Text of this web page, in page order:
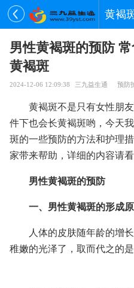
黄褐
男性黄褐斑的预防
黄褐斑
2024-12-06 12:09:38 三九益生通 预防
黄褐斑不是只有女性朋
件下也会长黄褐斑哟，今天
斑的一些预防的方法和护理
家带来帮助，详细的内容请看
男性黄褐斑的预防
一、男性黄褐斑的形成
人体的皮肤随年龄的增
稚嫩的光泽了，取而代之的是